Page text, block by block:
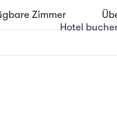
Hotel
Zimmer